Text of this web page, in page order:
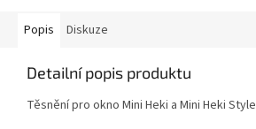
Popis Diskuze
Detailní popis produktu
Těsnění pro okno Mini Heki a Mini Heki Style